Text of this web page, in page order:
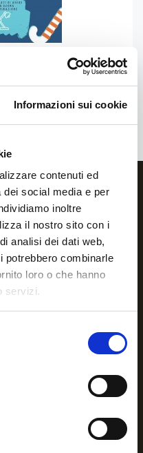
Informazioni sui cookie
contenuti ed
dei social media e per
inoltre
il nostro sito con i
analisi dei dati web,
potrebbero combinarle
loro o che hanno
servizi.
giovani con Emofilia o altre
o
50136 Firenze